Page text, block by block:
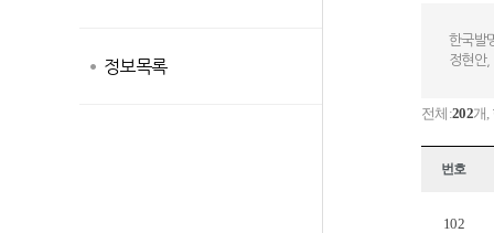
정보목록
한국발
정현안,
전체:202개,
번호
102